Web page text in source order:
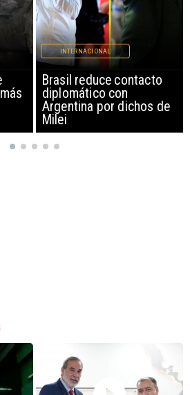
China restringe
exportación de drones a
EEUU y sanciona
empresas
INTERNACIONAL